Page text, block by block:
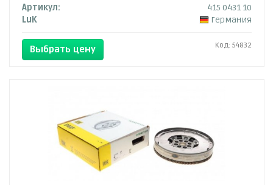
Артикул:
415 0431 10
LuK
Германия
Выбрать цену Код: 54832